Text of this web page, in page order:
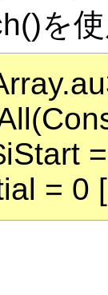
を
= 0